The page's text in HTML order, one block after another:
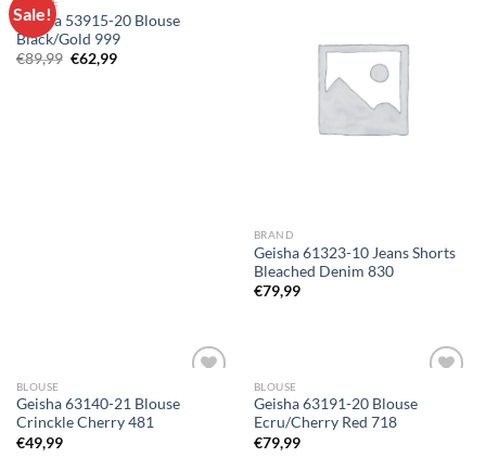
Sale!
Geisha 53915-20 Blouse
Black/Gold 999
€89,99 Oorspronkelijke
prijs
€62,99Huidige
Toevoegen
BRAND
Geisha 61323-10 Jeans Shorts
Bleached Denim 830
€79,99
BLOUSE
Geisha 63140-21 Blouse
Crinckle Cherry 481
€49,99
BLOUSE
Geisha 63191-20 Blouse
Ecru/Cherry Red 718
€79,99